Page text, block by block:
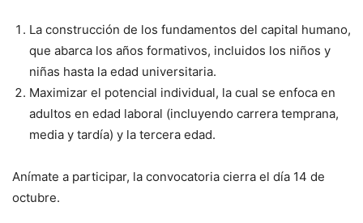
La construcción de los fundamentos del capital humano,
que abarca los años formativos, incluidos los niños y
niñas hasta la edad universitaria.
Maximizar el potencial individual, la cual se enfoca en
adultos en edad laboral (incluyendo carrera temprana,
media y tardía) y la tercera edad.
Anímate a participar, la convocatoria cierra el día 14 de
octubre.